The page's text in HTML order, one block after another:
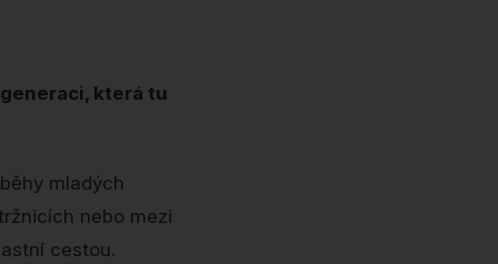
která tu
mladých
nebo mezi
cestou.